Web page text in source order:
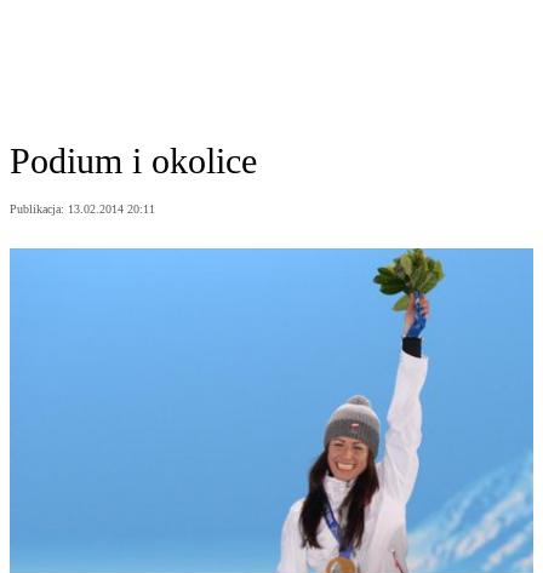
Podium i okolice
Publikacja: 13.02.2014 20:11